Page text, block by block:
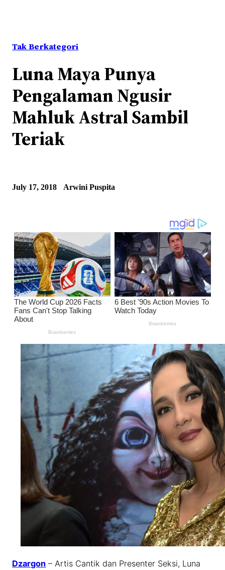
Tak Berkategori
Luna Maya Punya
Pengalaman Ngusir
Mahluk Astral Sambil
Teriak
July 17, 2018 Arwini Puspita
Dzargon – Artis Cantik dan Presenter Seksi, Luna